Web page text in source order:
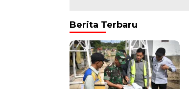
Berita Terbaru